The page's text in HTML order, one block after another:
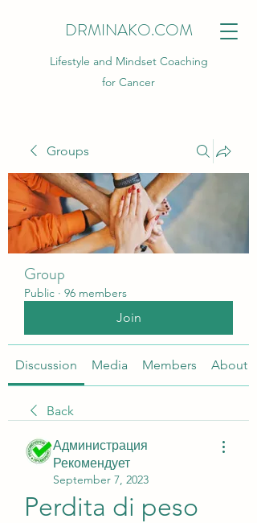
DRMINAKO.COM
Lifestyle and Mindset Coaching
for Cancer
Groups
Group
Public · 96 members
Join
Discussion Media Members About
Back
Администрация
Рекомендует
September 7, 2023
Perdita di peso